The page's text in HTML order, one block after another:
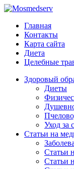
Главная
Контакты
Карта сайта
Диета
Целебные
Здоровый
Диеты
Уход за
Статьи на
Статьи
Статьи